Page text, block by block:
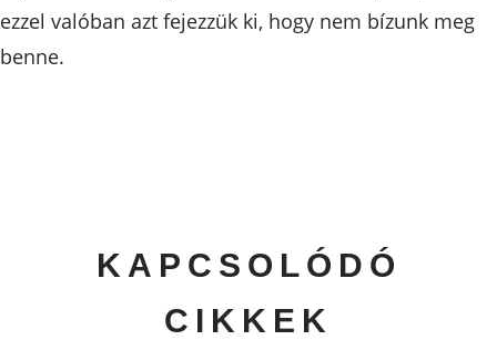
ezzel valóban azt fejezzük ki, hogy nem bízunk meg
benne.
KAPCSOLÓDÓ
CIKKEK